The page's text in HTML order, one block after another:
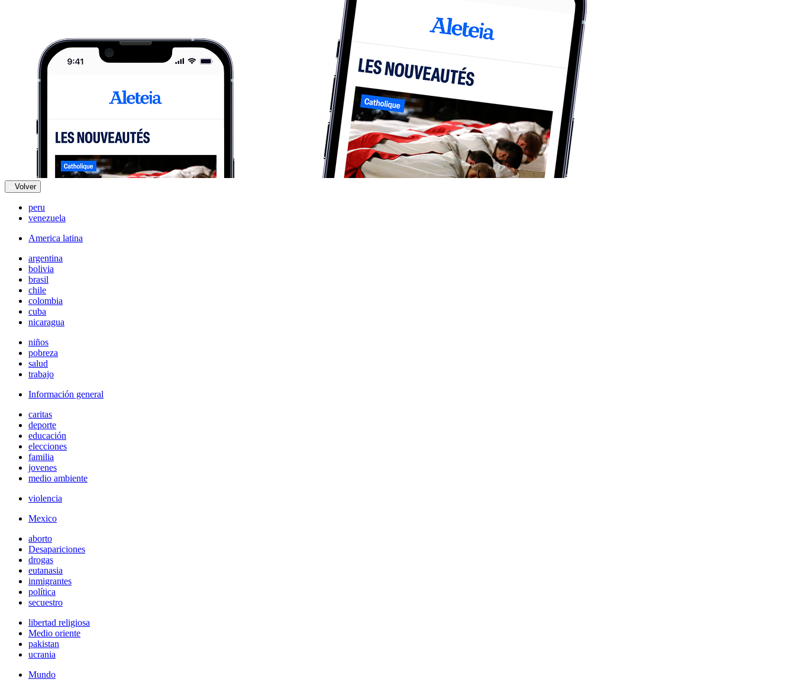
Volver
peru
venezuela
America latina
argentina
bolivia
brasil
chile
colombia
cuba
nicaragua
niños
pobreza
salud
trabajo
Información general
caritas
deporte
educación
elecciones
familia
jovenes
medio ambiente
violencia
Mexico
aborto
Desapariciones
drogas
eutanasia
inmigrantes
política
secuestro
libertad religiosa
Medio oriente
pakistan
ucrania
Mundo